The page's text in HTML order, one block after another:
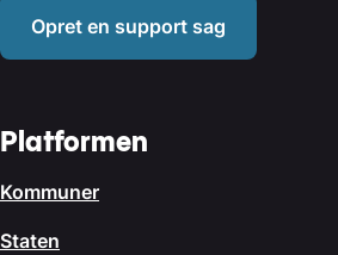
Opret en support sag
Platformen
Kommuner
Staten